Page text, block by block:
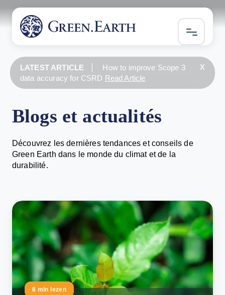
x
LATEST ARTICLE
How to improve Scope 3
data accuracy for CSRD Read Article
Blogs et actualités
Découvrez les dernières tendances et conseils de
Green Earth dans le monde du climat et de la
durabilité.
8 min lezen